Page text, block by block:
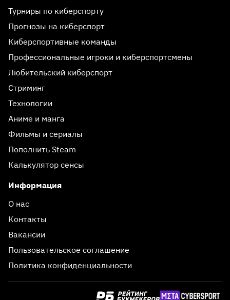
Турниры по киберспорту
Прогнозы на киберспорт
Киберспортивные команды
Профессиональные игроки и киберспортсмены
Любительский киберспорт
Стриминг
Технологии
Аниме и манга
Фильмы и сериалы
Пополнить Steam
Калькулятор сенсы
Информация
О нас
Контакты
Вакансии
Пользовательское соглашение
Политика конфиденциальности